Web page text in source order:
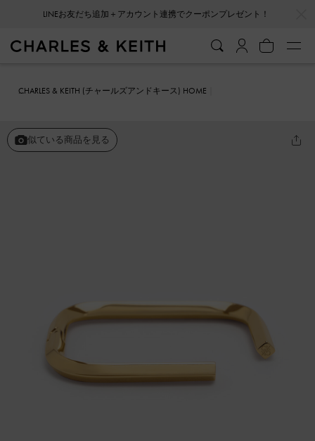
LINEお友だち追加＋アカウント連携でクーポンプレゼント！
CHARLES & KEITH (チャールズアンドキース) HOME
似ている商品を見る